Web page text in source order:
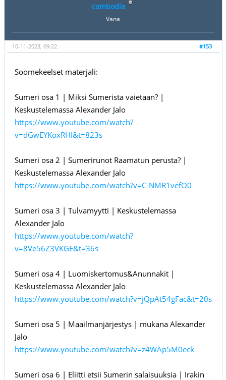
cambodia
Vana
#153
10-11-2023, 09:22
Soomekeelset materjali:
Sumeri osa 1 | Miksi Sumerista vaietaan? |
Keskustelemassa Alexander Jalo
https://www.youtube.com/watch?
v=dGwEYKoxRHI&t=823s
Sumeri osa 2 | Sumerirunot Raamatun perusta? |
Keskustelemassa Alexander Jalo
https://www.youtube.com/watch?v=C-NMR1vefO0
Sumeri osa 3 | Tulvamyytti | Keskustelemassa
Alexander Jalo
https://www.youtube.com/watch?
v=8Ve56Z3VKGE&t=36s
Sumeri osa 4 | Luomiskertomus&Anunnakit |
Keskustelemassa Alexander Jalo
https://www.youtube.com/watch?v=jQpAt54gFac&t=20s
Sumeri osa 5 | Maailmanjärjestys | mukana Alexander
Jalo
https://www.youtube.com/watch?v=z4WAp5M0eck
Sumeri osa 6 | Eliitti etsii Sumerin salaisuuksia | Irakin